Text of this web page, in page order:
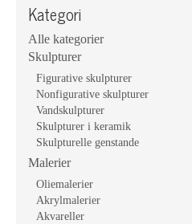
Kategori
Alle kategorier
Skulpturer
Figurative skulpturer
Nonfigurative skulpturer
Vandskulpturer
Skulpturer i keramik
Skulpturelle genstande
Malerier
Oliemalerier
Akrylmalerier
Akvareller